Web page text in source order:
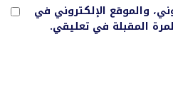
والموقع الإلكتروني في
المقبلة في تعليقي.